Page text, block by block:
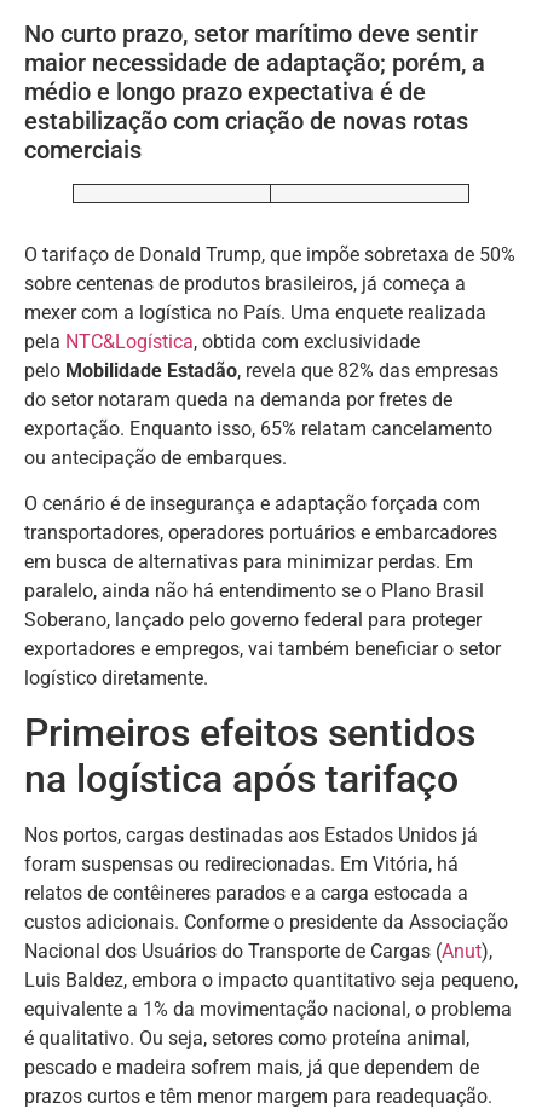
No curto prazo, setor marítimo deve sentir
maior necessidade de adaptação; porém, a
médio e longo prazo expectativa é de
estabilização com criação de novas rotas
comerciais
O tarifaço de Donald Trump, que impõe sobretaxa de 50%
sobre centenas de produtos brasileiros, já começa a
mexer com a logística no País. Uma enquete realizada
pela NTC&Logística, obtida com exclusividade
pelo Mobilidade Estadão, revela que 82% das empresas
do setor notaram queda na demanda por fretes de
exportação. Enquanto isso, 65% relatam cancelamento
ou antecipação de embarques.
O cenário é de insegurança e adaptação forçada com
transportadores, operadores portuários e embarcadores
em busca de alternativas para minimizar perdas. Em
paralelo, ainda não há entendimento se o Plano Brasil
Soberano, lançado pelo governo federal para proteger
exportadores e empregos, vai também beneficiar o setor
logístico diretamente.
Primeiros efeitos sentidos
na logística após tarifaço
Nos portos, cargas destinadas aos Estados Unidos já
foram suspensas ou redirecionadas. Em Vitória, há
relatos de contêineres parados e a carga estocada a
custos adicionais. Conforme o presidente da Associação
Nacional dos Usuários do Transporte de Cargas (Anut),
Luis Baldez, embora o impacto quantitativo seja pequeno,
equivalente a 1% da movimentação nacional, o problema
é qualitativo. Ou seja, setores como proteína animal,
pescado e madeira sofrem mais, já que dependem de
prazos curtos e têm menor margem para readequação.